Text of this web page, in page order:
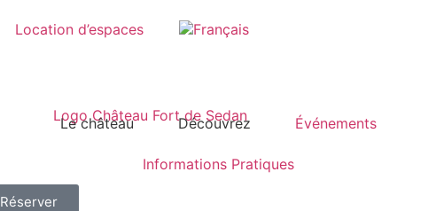
Location d’espaces
Le château Découvrez Événements
Informations Pratiques
Réserver